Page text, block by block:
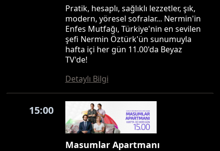
Pratik, hesaplı, sağlıklı lezzetler, şık,
modern, yöresel sofralar... Nermin'in
Enfes Mutfağı, Türkiye'nin en sevilen
şefi Nermin Öztürk'ün sunumuyla
hafta içi her gün 11.00'da Beyaz
TV'de!
Detaylı Bilgi
15:00
Masumlar Apartmanı